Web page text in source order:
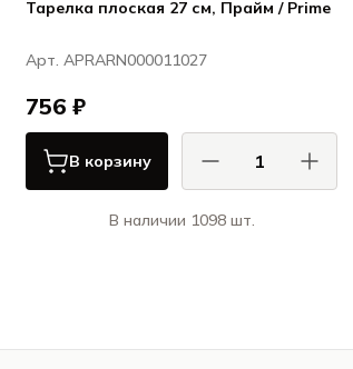
Тарелка плоская 27 см, Прайм / Prime
Арт. APRARN000011027
756 ₽
В корзину
В наличии 1098 шт.